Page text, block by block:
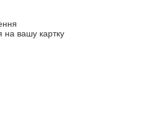
на вашу картку